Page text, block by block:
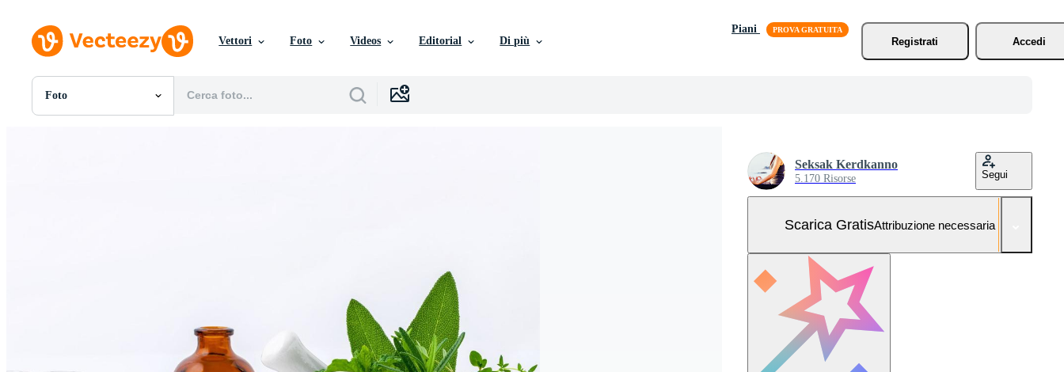
Vettori Foto Videos Editorial Di più
Piani
Registrati
Accedi
Foto
Tutte Immagini
Seksak Kerdkanno
5.170 Risorse Segui
Scarica GratisAttribuzione necessaria